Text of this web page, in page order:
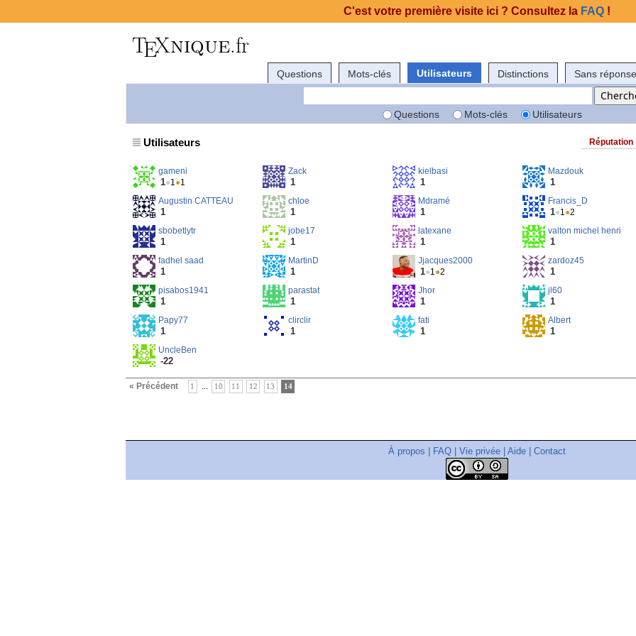
Questions Mots-clés Utilisateurs Distinctions Sans réponse
Questions Mots-clés Utilisateurs
Utilisateurs Réputation
gameni
1●1●1
Zack
1
kielbasi
1
Mazdouk
1
Augustin CATTEAU
1
chloe
1
Mdramé
1
Francis_D
1●1●2
sbobetlytr
1
jobe17
1
latexane
1
valton michel henri
1
fadhel saad
1
MartinD
1
Jjacques2000
1●1●2
zardoz45
1
pisabos1941
1
parastat
1
Jhor
1
jl60
1
Papy77
1
clirclir
1
fati
1
Albert
1
UncleBen
-22
« Précédent 1 ... 10 11 12 13 14
À propos FAQ Vie privée Aide Contact
C'est votre première visite ici ? Consultez la FAQ !